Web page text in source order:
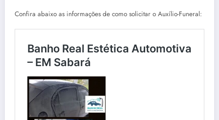
Confira abaixo as informações de como solicitar o Auxílio-Funeral: